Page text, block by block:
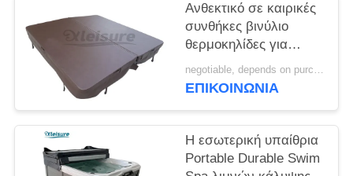
Ανθεκτικό σε καιρικές
συνθήκες βινύλιο
θερμοκηλίδες για
κατοικίες πάχος 7cm
negotiable, depends on purchase volume MOQ:10 ~ 100 σύνολο
ΕΠΙΚΟΙΝΩΝΊΑ
Η εσωτερική υπαίθρια
Portable Durable Swim